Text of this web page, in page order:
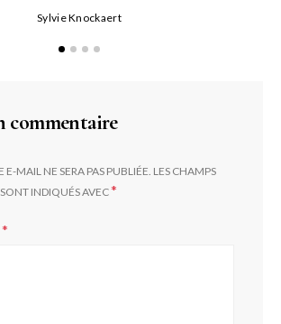
Sylvie Knockaert
commentaire
E-MAIL NE SERA PAS PUBLIÉE. LES CHAMPS
INDIQUÉS AVEC*